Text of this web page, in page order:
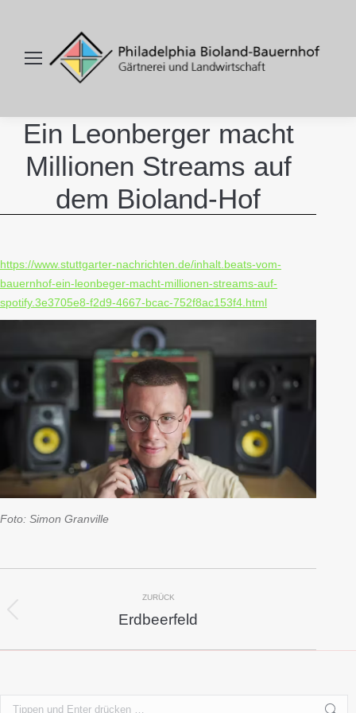
Ein Leonberger macht
Millionen Streams auf
dem Bioland-Hof
https://www.stuttgarter-nachrichten.de/inhalt.beats-vom-
bauernhof-ein-leonbeger-macht-millionen-streams-auf-
spotify.3e3705e8-f2d9-4667-bcac-752f8ac153f4.html
Foto: Simon Granville
ZURÜCK
Vorheriger
Erdbeerfeld
Search: